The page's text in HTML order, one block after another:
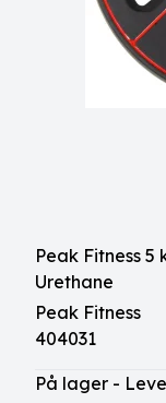
Peak Fitness
Urethane
Peak Fitness
404031
På lager -